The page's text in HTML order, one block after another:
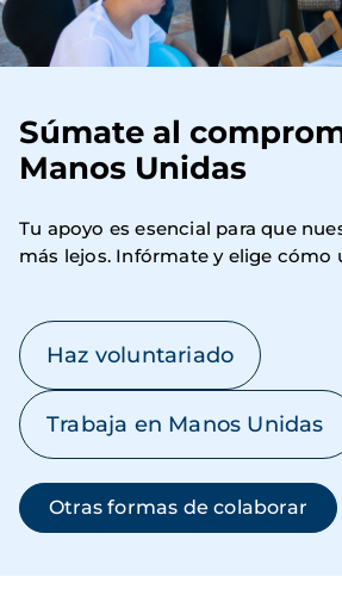
Súmate al
Manos Unidas
Tu apoyo es esencial para que
más lejos. Infórmate y elige cómo
Haz voluntariado
Trabaja en Manos Unidas
Otras formas de colaborar